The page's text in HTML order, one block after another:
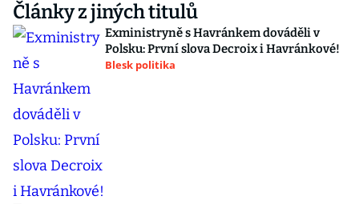
Články z jiných titulů
Exministryně s Havránkem dováděli v
Polsku: První slova Decroix i Havránkové!
Blesk politika